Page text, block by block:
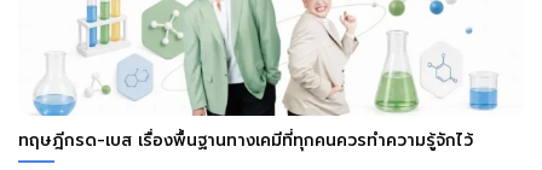
ทฤษฎีกรด-เบส เรื่องพื้นฐานทางเคมีที่ทุกคนควรทำความรู้จักไว้